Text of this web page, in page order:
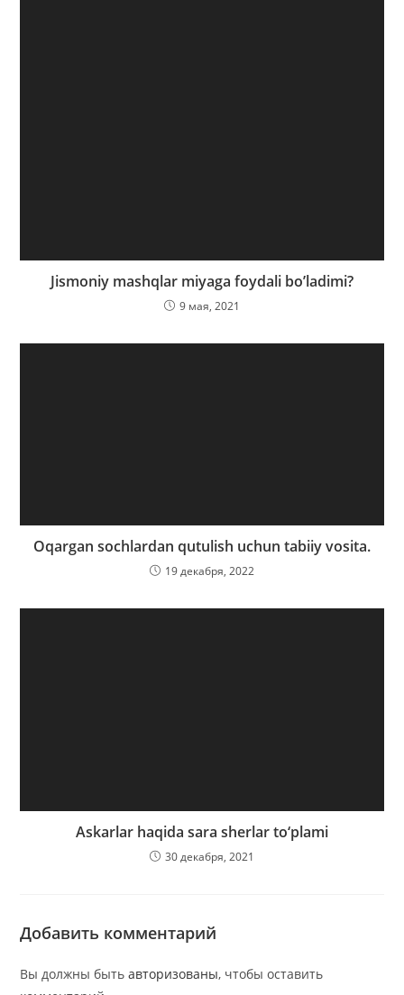
Jismoniy mashqlar miyaga foydali bo’ladimi?
9 мая, 2021
Oqargan sochlardan qutulish uchun tabiiy vosita.
19 декабря, 2022
Askarlar haqida sara sherlar to‘plami
30 декабря, 2021
Добавить комментарий
Вы должны бытьавторизованы, чтобы оставить